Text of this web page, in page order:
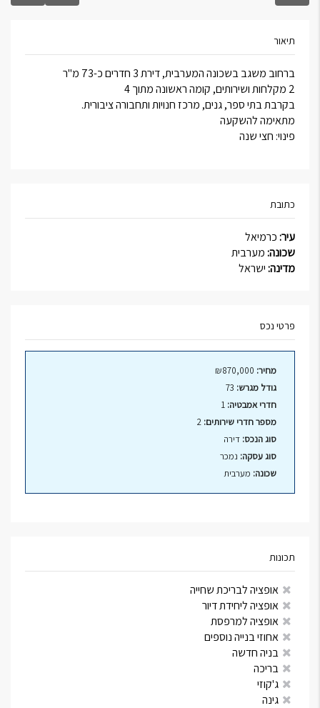
תיאור
ברחוב משגב בשכונה המערבית, דירת 3 חדרים כ-73 מ"ר
2 מקלחות ושירותים, קומה ראשונה מתוך 4
בקרבת בתי ספר, גנים, מרכז חנויות ותחבורה ציבורית.
מתאימה להשקעה
פינוי: חצי שנה
כתובת
עיר:כרמיאל
שכונה:מערבית
מדינה:ישראל
פרטי נכס
מחיר:
גודל מגרש:
חדרי אמבטיה:
מספר חדרי שירותים:
סוג הנכס: דירה
סוג עסקה: נמכר
שכונה: מערבית
תכונות
אופציה לבריכת שחייה
אופציה ליחידת דיור
אופציה למרפסת
אחוזי בנייה נוספים
בניה חדשה
בריכה
ג'קוזי
גינה